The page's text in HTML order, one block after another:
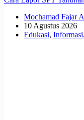
Mochamad Fajar
10 Agustus 2026
Edukasi, Informasi,